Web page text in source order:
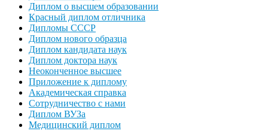
Диплом о высшем образовании
Красный диплом отличника
Дипломы СССР
Диплом нового образца
Диплом кандидата наук
Диплом доктора наук
Неоконченное высшее
Приложение к диплому
Академическая справка
Сотрудничество с нами
Диплом ВУЗа
Медицинский диплом